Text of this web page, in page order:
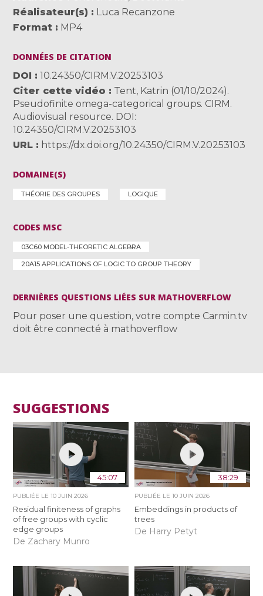
Réalisateur(s)
Luca Recanzone
Format
MP4
DONNÉES DE CITATION
DOI
10.24350/CIRM.V.20253103
Citer cette vidéo
Tent, Katrin (01/10/2024).
Pseudofinite omega-categorical groups. CIRM.
Audiovisual resource. DOI:
10.24350/CIRM.V.20253103
URL
https://dx.doi.org/10.24350/CIRM.V.20253103
DOMAINE(S)
THÉORIE DES GROUPES LOGIQUE
CODES MSC
03C60 MODEL-THEORETIC ALGEBRA
20A15 APPLICATIONS OF LOGIC TO GROUP THEORY
DERNIÈRES QUESTIONS LIÉES SUR MATHOVERFLOW
Pour poser une question, votre compte Carmin.tv
doit être connecté à mathoverflow
SUGGESTIONS
45:07
PUBLIÉE LE10 JUIN 2026
Residual finiteness of graphs
of free groups with cyclic
edge groups
De Zachary Munro
38:29
PUBLIÉE LE 10 JUIN 2026
Embeddings in products of
trees
De Harry Petyt